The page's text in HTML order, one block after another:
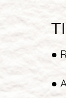
●
●